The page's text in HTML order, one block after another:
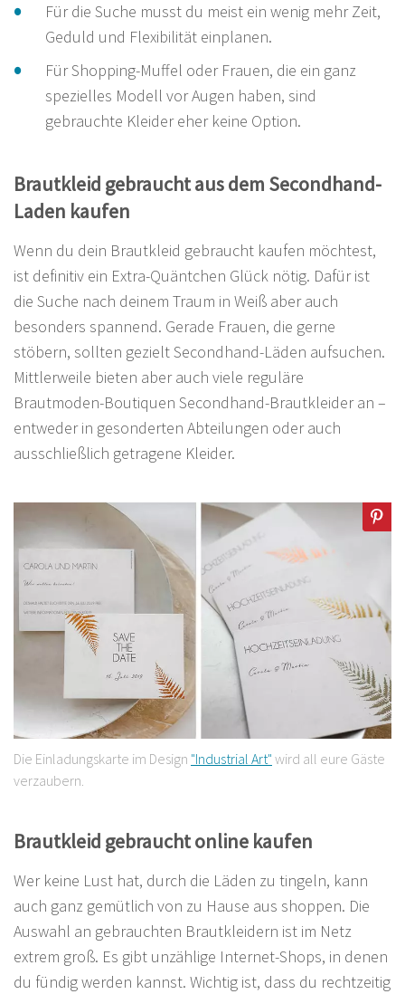
Für die Suche musst du meist ein wenig mehr Zeit,
Geduld und Flexibilität einplanen.
Für Shopping-Muffel oder Frauen, die ein ganz
spezielles Modell vor Augen haben, sind
gebrauchte Kleider eher keine Option.
Brautkleid gebraucht aus dem Secondhand-
Laden kaufen
Wenn du dein Brautkleid gebraucht kaufen möchtest,
ist definitiv ein Extra-Quäntchen Glück nötig. Dafür ist
die Suche nach deinem Traum in Weiß aber auch
besonders spannend. Gerade Frauen, die gerne
stöbern, sollten gezielt Secondhand-Läden aufsuchen.
Mittlerweile bieten aber auch viele reguläre
Brautmoden-Boutiquen Secondhand-Brautkleider an –
entweder in gesonderten Abteilungen oder auch
ausschließlich getragene Kleider.
Die Einladungskarte im Design "Industrial Art" wird all eure Gäste
verzaubern.
Brautkleid gebraucht online kaufen
Wer keine Lust hat, durch die Läden zu tingeln, kann
auch ganz gemütlich von zu Hause aus shoppen. Die
Auswahl an gebrauchten Brautkleidern ist im Netz
extrem groß. Es gibt unzählige Internet-Shops, in denen
du fündig werden kannst. Wichtig ist, dass du rechtzeitig